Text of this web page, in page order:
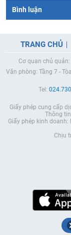
Bình luận
TRANG CHỦ
Cơ quan chủ
Văn phòng: Tầng 7 -
Tel:
Giấy phép cung cấp
Thông
Giấy phép kinh doanh:
Chịu